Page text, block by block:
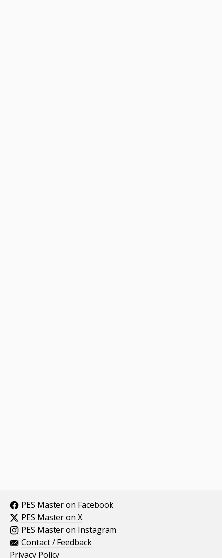
PES Master on Facebook
PES Master on X
PES Master on Instagram
Contact / Feedback
Privacy Policy